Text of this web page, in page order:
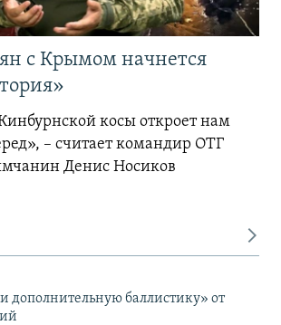
с Крымом начнется
косы откроет нам
– считает командир ОТГ
Денис Носиков
дополнительную баллистику» от